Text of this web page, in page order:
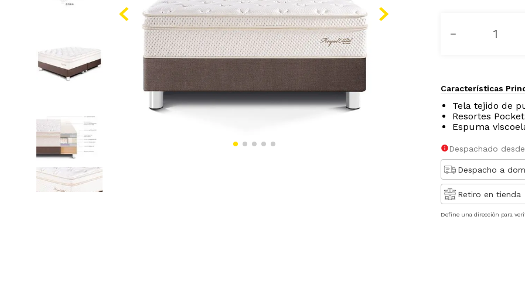
－
Características
Tela tejido de
Resortes Pocket
Espuma
Despachado desde
Despacho a
Retiro en tienda
Define una dirección para